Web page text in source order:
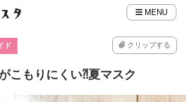
MENU
ド クリップする
こもりにくい⁈夏マスク